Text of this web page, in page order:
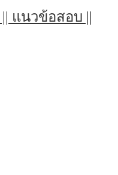
แนวข้อสอบ ||